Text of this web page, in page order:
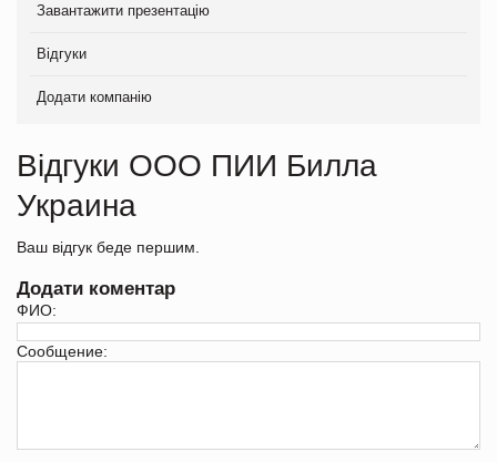
Завантажити презентацію
Відгуки
Додати компанію
Відгуки ООО ПИИ Билла
Украина
Ваш відгук беде першим.
Додати коментар
ФИО:
Сообщение: